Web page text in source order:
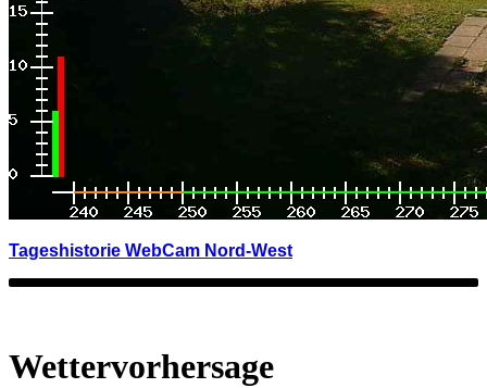
Tageshistorie WebCam Nord-West
Wettervorhersage